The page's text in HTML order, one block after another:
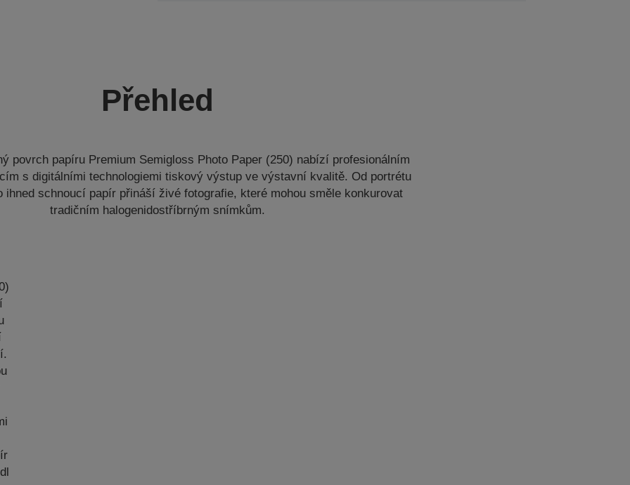
Přehled
povrch papíru Premium Semigloss Photo Paper (250) nabízí profesionálním
s digitálními technologiemi tiskový výstup ve výstavní kvalitě. Od portrétu
ihned schnoucí papír přináší živé fotografie, které mohou směle konkurovat
tradičním halogenidostříbrným snímkům.